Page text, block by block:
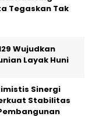
Tegaskan Tak
Wujudkan
Layak Huni
Sinergi
Stabilitas